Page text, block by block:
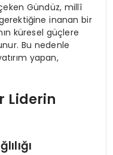
Gündüz, millî
inanan bir
küresel güçlere
Bu nedenle
yapan,
Liderin